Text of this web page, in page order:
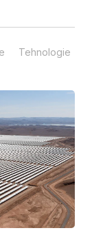
Tehnologie